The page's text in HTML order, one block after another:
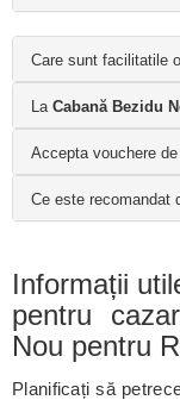
Care sunt facilitatile
La Cabană Bezidu
Accepta vouchere
Ce este recomandat
Informații
pentru
Nou pentru
Planificați să